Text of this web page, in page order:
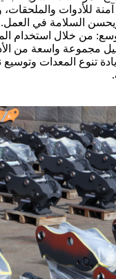
للأدوات والملحقات،
السلامة في العمل.
من خلال استخدام
مجموعة واسعة من
تنوع المعدات وتوسيع